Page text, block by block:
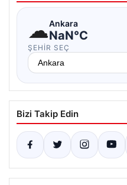
☁Ankara
NaN°C
ŞEHIR SEÇ
Bizi Takip Edin